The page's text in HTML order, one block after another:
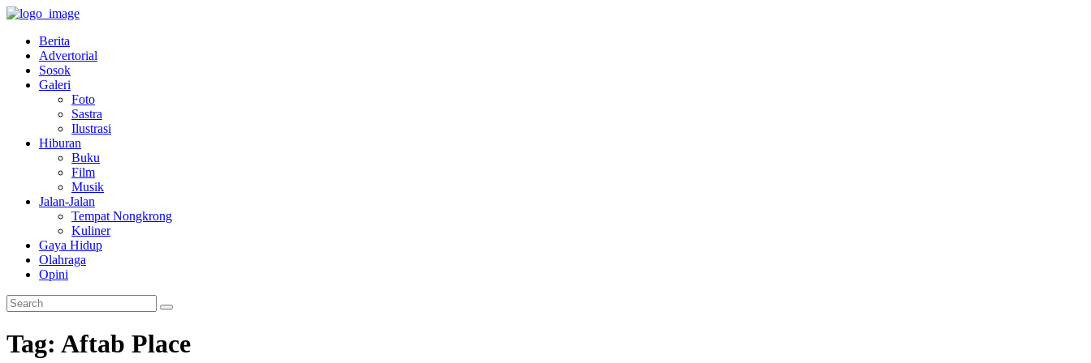
Berita
Advertorial
Sosok
Galeri
Foto
Sastra
Ilustrasi
Hiburan
Buku
Film
Musik
Jalan-Jalan
Tempat Nongkrong
Kuliner
Gaya Hidup
Olahraga
Opini
Tag: Aftab Place